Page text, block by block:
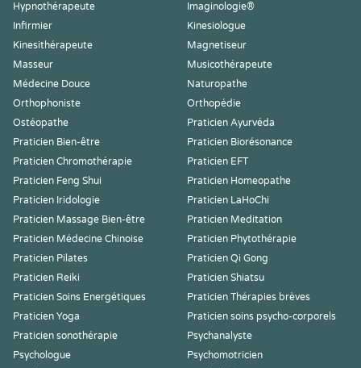
Hypnothérapeute
Imaginologie®
Infirmier
Kinesiologue
Kinesithérapeute
Magnetiseur
Masseur
Musicothérapeute
Médecine Douce
Naturopathe
Orthophoniste
Orthopédie
Ostéopathe
Praticien Ayurvéda
Praticien Bien-être
Praticien Biorésonance
Praticien Chromothérapie
Praticien EFT
Praticien Feng Shui
Praticien Homeopathe
Praticien Iridologie
Praticien LaHoChi
Praticien Massage Bien-être
Praticien Meditation
Praticien Médecine Chinoise
Praticien Phytothérapie
Praticien Pilates
Praticien Qi Gong
Praticien Reiki
Praticien Shiatsu
Praticien Soins Energétiques
Praticien Thérapies brèves
Praticien Yoga
Praticien soins psycho-corporels
Praticien sonothérapie
Psychanalyste
Psychologue
Psychomotricien